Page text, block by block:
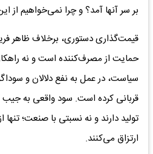
بر سر آنها آمد؟ و چرا نمی‌خواهیم از
قیمت‌گذاری دستوری، برخلاف ظاهر
حمایت از مصرف‌کننده است و نه
سیاست، در عمل به‌ نفع دلالان و
قربانی کرده است. سود واقعی به
تولید دارند و نه نسبتی با صنعت؛ تنها
ارتزاق می‌کنند.